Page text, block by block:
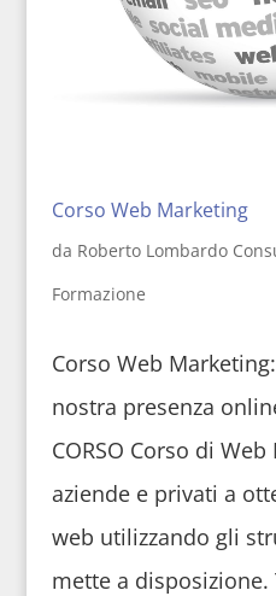
Corso Web Marketing
da Roberto Lombardo
Formazione
Corso Web
nostra presenza
CORSO Corso di
aziende e privati a
web utilizzando gli
mette a